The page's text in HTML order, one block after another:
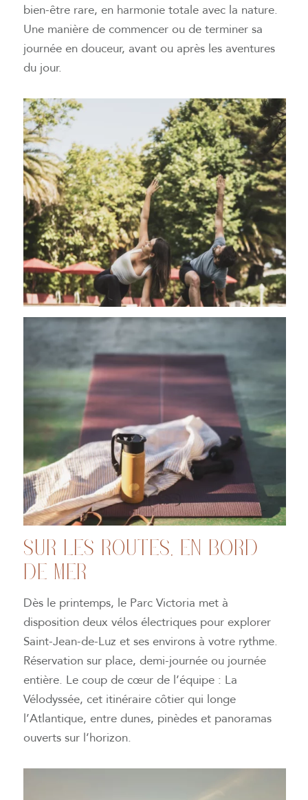
bien-être rare, en harmonie totale avec la nature.
Une manière de commencer ou de terminer sa
journée en douceur, avant ou après les aventures
du jour.
SUR LES ROUTES, EN BORD
DE MER
Dès le printemps, le Parc Victoria met à
disposition deux vélos électriques pour explorer
Saint-Jean-de-Luz et ses environs à votre rythme.
Réservation sur place, demi-journée ou journée
entière. Le coup de cœur de l’équipe : La
Vélodyssée, cet itinéraire côtier qui longe
l’Atlantique, entre dunes, pinèdes et panoramas
ouverts sur l’horizon.